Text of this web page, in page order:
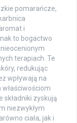
pomarańcze,
i
to bogactwo
terapiach. Te
redukując
wpływają na
składniki zyskują
niezwykłym
ciała, jak i